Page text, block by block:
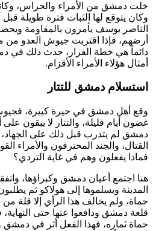
خلت دمشق من الأمراء والحراس،
وكان يتوقع لها الثبات فترة طويلة
الناصر يوسف يأمرون بالمقاومة
أرضهم، فإذا اقتربت جيوش العدو من
دائماً هي خطة الفرار، حدث ذلك في
أمثال هؤلاء الأمراء الأقزام.
استسلام دمشق للتتار
وقع أهل دمشق في حيرة كبيرة،
غضون أيام قليلة، والتتار لا يبقون
دمشق لم يتدرب قبل ذلك على الجهاد،
القتال، والجند المحترفون والأمراء
فماذا يفعلون وهم في غاية التردي؟
هنا اجتمع أعيان دمشق وكبراؤها،
المدينة ويسلموها إلى هولاكو ثم
حماة، ولم يخالف هذا الرأي إلا قلة
قلعة دمشق ودافعوا عنها حتى
حماة ثماره، فهذا الفعل أثر في